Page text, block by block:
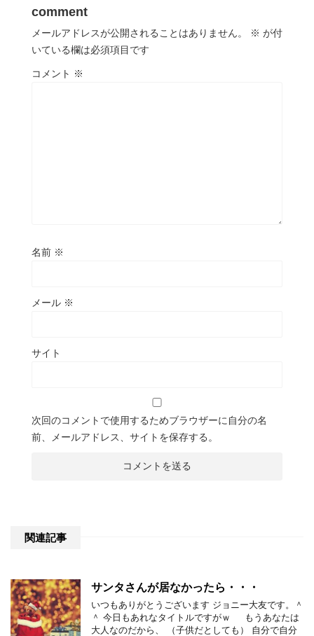
comment
メールアドレスが公開されることはありません。 ※ が付
いている欄は必須項目です
コメント ※
名前 ※
メール ※
サイト
次回のコメントで使用するためブラウザーに自分の名
前、メールアドレス、サイトを保存する。
関連記事
サンタさんが居なかったら・・・
いつもありがとうございます ジョニー大友です。＾
＾ 今日もあれなタイトルですがｗ もうあなたは
大人なのだから、 （子供だとしても） 自分で自分